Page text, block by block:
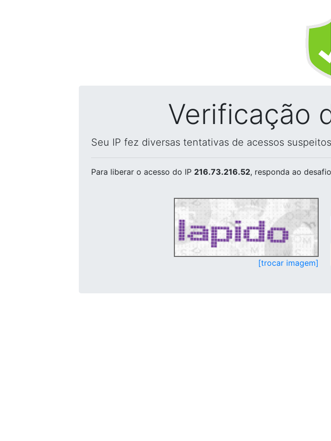
Verificação
Seu IP fez diversas tentativas de acessos
Para liberar o acesso do IP 216.73.216.52, responda ao
[trocar imagem]